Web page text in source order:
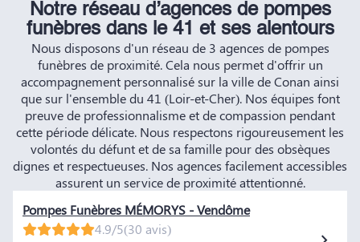
Notre réseau d’agences de pompes
funèbres dans le 41 et ses alentours
Nous disposons d'un réseau de 3 agences de pompes
funèbres de proximité. Cela nous permet d'offrir un
accompagnement personnalisé sur la ville de Conan ainsi
que sur l'ensemble du 41 (Loir-et-Cher). Nos équipes font
preuve de professionnalisme et de compassion pendant
cette période délicate. Nous respectons rigoureusement les
volontés du défunt et de sa famille pour des obsèques
dignes et respectueuses. Nos agences facilement accessibles
assurent un service de proximité attentionné.
Pompes Funèbres MÉMORYS - Vendôme
4.9/5(30 avis)